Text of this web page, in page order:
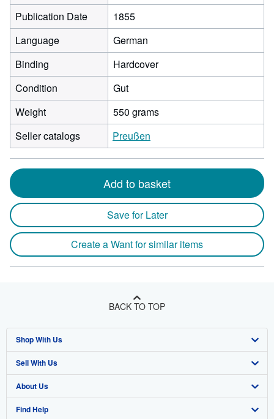
Publication Date
1855
Language
German
Binding
Hardcover
Condition
Gut
Weight
550 grams
Seller catalogs
Preußen
Add to basket
Save for Later
Create a Want for similar items
BACK TO TOP
Shop With Us
Advanced Search
Browse Collections
My Account
Sell With Us
Start Selling
Join Our Affiliate Program
About Us
About AbeBooks
Find Help